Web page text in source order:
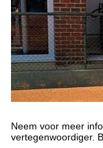
Neem voor meer
vertegenwoordiger.